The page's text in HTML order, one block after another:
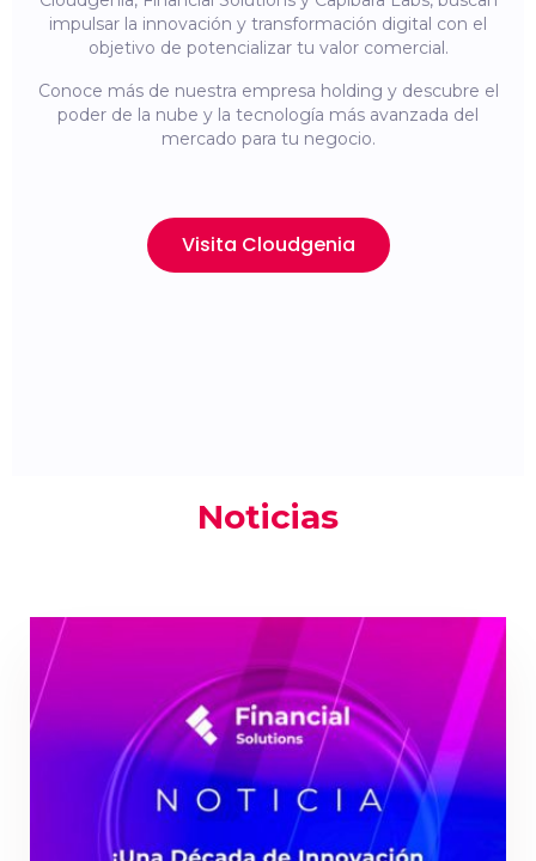
impulsar la innovación y transformación digital con el
objetivo de potencializar tu valor comercial.
Conoce más de nuestra empresa holding y descubre el
poder de la nube y la tecnología más avanzada del
mercado para tu negocio.
Visita Cloudgenia
Noticias